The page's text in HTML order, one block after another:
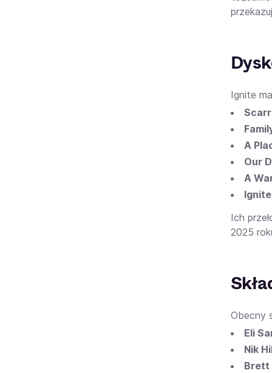
Ignite
A
Our
A
Ignite
Ich
2025
Obecny
Eli
Nik
Brett